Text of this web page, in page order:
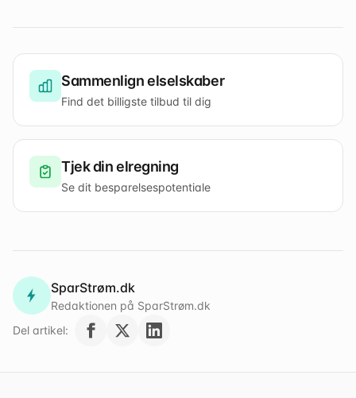
Sammenlign elselskaber
Find det billigste tilbud til dig
Tjek din elregning
Se dit besparelsespotentiale
SparStrøm.dk
Redaktionen på SparStrøm.dk
Del artikel: